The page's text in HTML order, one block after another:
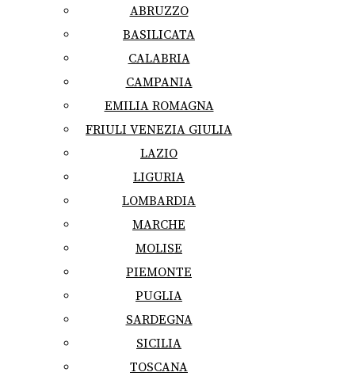
ABRUZZO
BASILICATA
CALABRIA
CAMPANIA
EMILIA ROMAGNA
FRIULI VENEZIA GIULIA
LAZIO
LIGURIA
LOMBARDIA
MARCHE
MOLISE
PIEMONTE
PUGLIA
SARDEGNA
SICILIA
TOSCANA